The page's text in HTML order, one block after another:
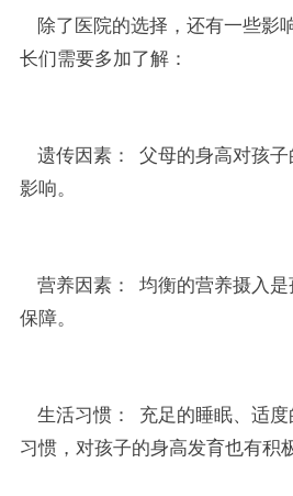
除了医院的选择，还有一些影
长们需要多加了解：
遗传因素： 父母的身高对孩子
影响。
营养因素： 均衡的营养摄入是
保障。
生活习惯： 充足的睡眠、适度
习惯，对孩子的身高发育也有积